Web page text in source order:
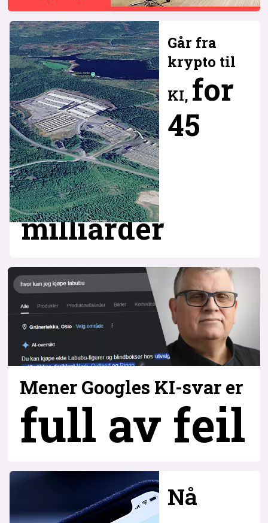
Går fra
krypto til
KI, for
45
milliarder
Mener Googles KI-svar er
full av feil
Nå